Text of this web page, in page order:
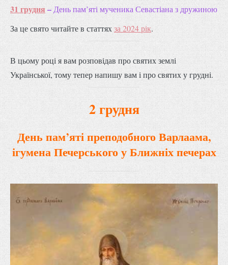
31 грудня– День пам’яті мученика Севастіана з дружиною
За це свято читайте в статтяхза 2024 рік.
В цьому році я вам розповідав про святих землі
Української, тому тепер напишу вам і про святих у грудні.
2 грудня
День пам’яті преподобного Варлаама,
ігумена Печерськогоу Ближніх печерах